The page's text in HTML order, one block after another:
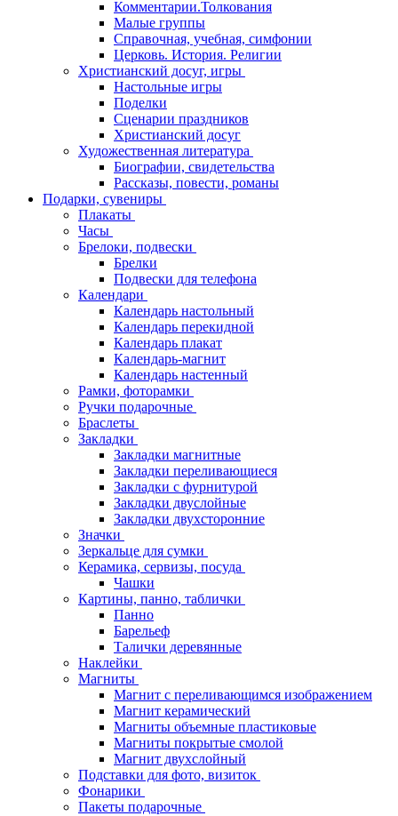
Комментарии.Толкования
Малые группы
Справочная, учебная, симфонии
Церковь. История. Религии
Христианский досуг, игры
Настольные игры
Поделки
Сценарии праздников
Христианский досуг
Художественная литература
Биографии, свидетельства
Рассказы, повести, романы
Подарки, сувениры
Плакаты
Часы
Брелоки, подвески
Брелки
Подвески для телефона
Календари
Календарь настольный
Календарь перекидной
Календарь плакат
Календарь-магнит
Календарь настенный
Рамки, фоторамки
Ручки подарочные
Браслеты
Закладки
Закладки магнитные
Закладки переливающиеся
Закладки с фурнитурой
Закладки двуслойные
Закладки двухсторонние
Значки
Зеркальце для сумки
Керамика, сервизы, посуда
Чашки
Картины, панно, таблички
Панно
Барельеф
Талички деревянные
Наклейки
Магниты
Магнит с переливающимся изображением
Магнит керамический
Магниты объемные пластиковые
Магниты покрытые смолой
Магнит двухслойный
Подставки для фото, визиток
Фонарики
Пакеты подарочные